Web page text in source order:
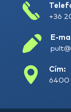
+36
E-
Cím:
6400